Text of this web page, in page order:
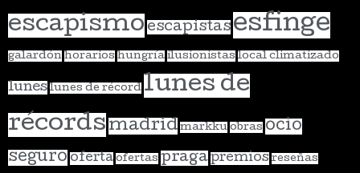
escapismo escapistas esfinge
galardón horarios hungría ilusionistas local climatizado
lunes lunes de récord lunes de
récords madrid markku obras ocio
seguro oferta ofertas pragapremios reseñas